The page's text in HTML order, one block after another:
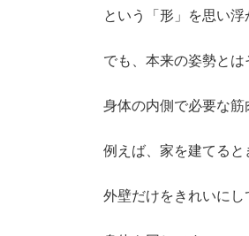
という「形」を思い浮
でも、本来の姿勢とは
身体の内側で必要な
例えば、家を建てると
外壁だけをきれいにし